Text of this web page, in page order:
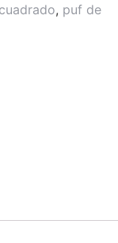
, puf de